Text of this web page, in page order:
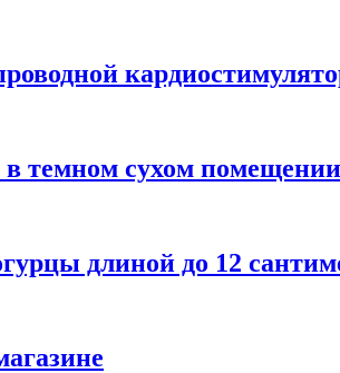
темном сухом помещении
длиной до 12